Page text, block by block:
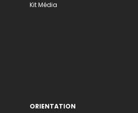
Kit Média
ORIENTATION